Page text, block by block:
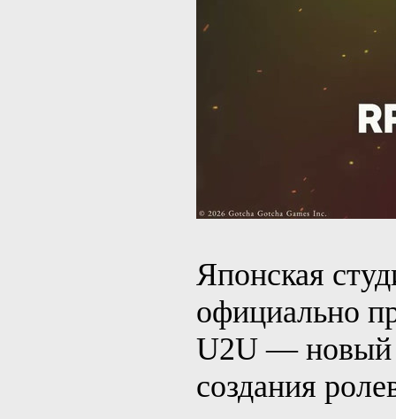
Японская
официально
U2U — новый
создания